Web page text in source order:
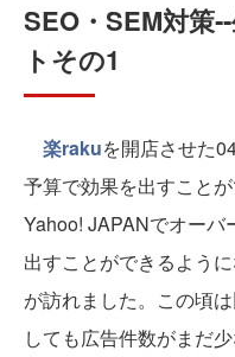
SEO・SEM対策
トその1
楽rakuを開店させた
予算で効果を出すこと
Yahoo! JAPANでオーバ
出すことができるよう
が訪れました。この頃
しても広告件数がまだ